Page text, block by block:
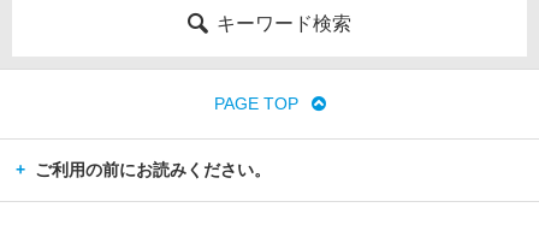
キーワード検索
PAGE TOP
ご利用の前にお読みください。